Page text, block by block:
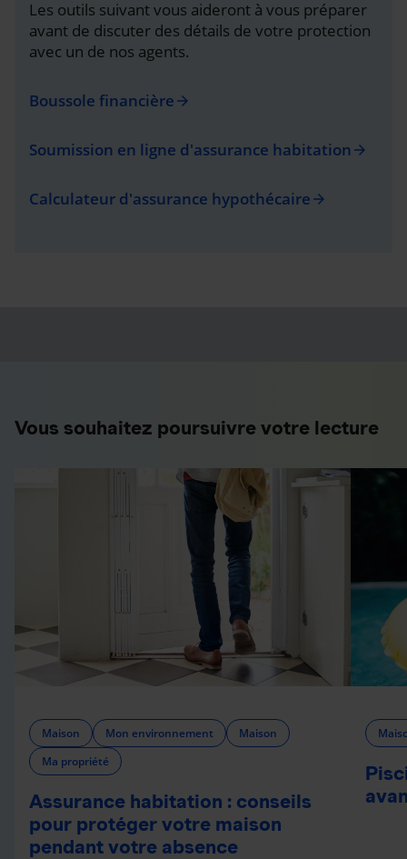
Les outils suivant vous aideront à vous préparer
avant de discuter des détails de votre protection
avec un de nos agents.
Boussole financière arrow_forward
Soumission en ligne d'assurance habitation arrow_forward
Calculateur d'assurance hypothécaire arrow_forward
Vous souhaitez poursuivre votre lecture
Maison Mon environnement
Maison
Ma propriété
Assurance habitation : conseils
pour protéger votre maison
pendant votre absence